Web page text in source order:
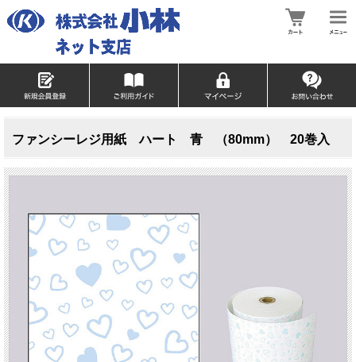
ファンシーレジ用紙 ハート 青 （80mm） 20巻入